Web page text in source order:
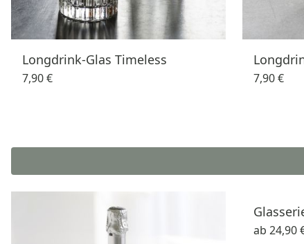
Longdrink-Glas Timeless
7,90 € 7,90 €
ab 24,90